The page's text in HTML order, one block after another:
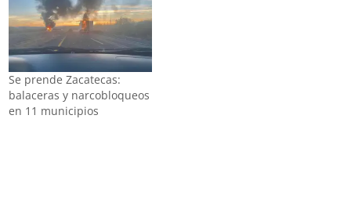
Se prende Zacatecas:
balaceras y narcobloqueos
en 11 municipios